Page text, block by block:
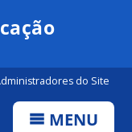
Canais
do Site
MENU